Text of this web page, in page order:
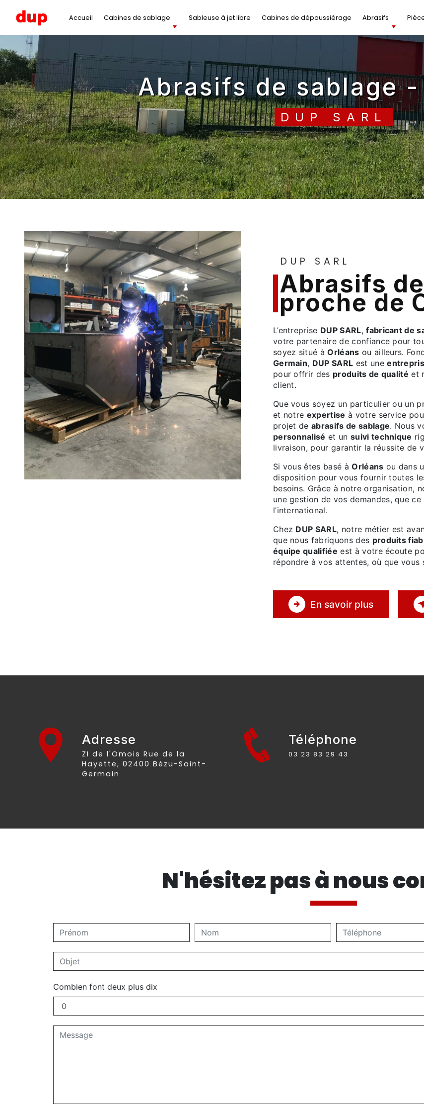
Accueil Cabines de sablage Sableuse à jet libre Cabines de dépoussiérage Abrasifs
abrasifs de sablage
DUP SARL
DUP SARL
abrasifs de sablage
proche de
L’entreprise DUP SARL,fabricant de
votre partenaire de confiance pour
soyez situé àOrléans ou ailleurs.
Germain, DUP SARL est une
pour offrir des produits de qualité et
client.
Que vous soyez un particulier ou un
et notre expertise à votre service
projet deabrasifs de sablage. Nous
personnalisé et un suivi technique
livraison, pour garantir la réussite de
Si vous êtes basé àOrléans ou dans
disposition pour vous fournir toutes
besoins. Grâce à notre organisation,
une gestion de vos demandes, que
l’international.
Chez DUP SARL, notre métier est
que nous fabriquons des produits
équipe qualifiée est à votre écoute
répondre à vos attentes, où que vous
En savoir plus
Adresse
ZI de l'Omois Rue de la
Hayette, 02400 Bézu-Saint-
Germain
Téléphone
03 23 83 29 43
N'hésitez pas à nous
Combien font deux plus dix